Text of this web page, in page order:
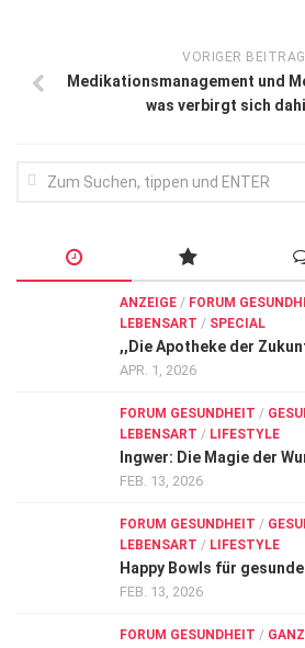
Hören
VORIGER
Medikationsmanagement und
was verbirgt sich
ANZEIGE / FORUM
LEBENSART / SPECIAL
,,Die Apotheke der
APR. 1, 2026
FORUM GESUNDHEIT /
LEBENSART / LIFESTYLE
Ingwer: Die Magie der
FEB. 13, 2026
FORUM GESUNDHEIT /
LEBENSART / LIFESTYLE
Happy Bowls für
FEB. 13, 2026
FORUM GESUNDHEIT /